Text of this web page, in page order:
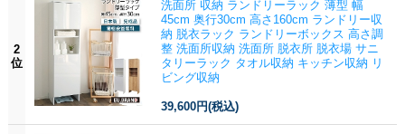
2
位
洗面所 収納 ランドリーラック 薄型 幅
45cm 奥行30cm 高さ160cm ランドリー収
納 脱衣ラック ランドリーボックス 高さ調
整 洗面所収納 洗面所 脱衣所 脱衣場 サニ
タリーラック タオル収納 キッチン収納 リ
ビング収納
39,600円(税込)